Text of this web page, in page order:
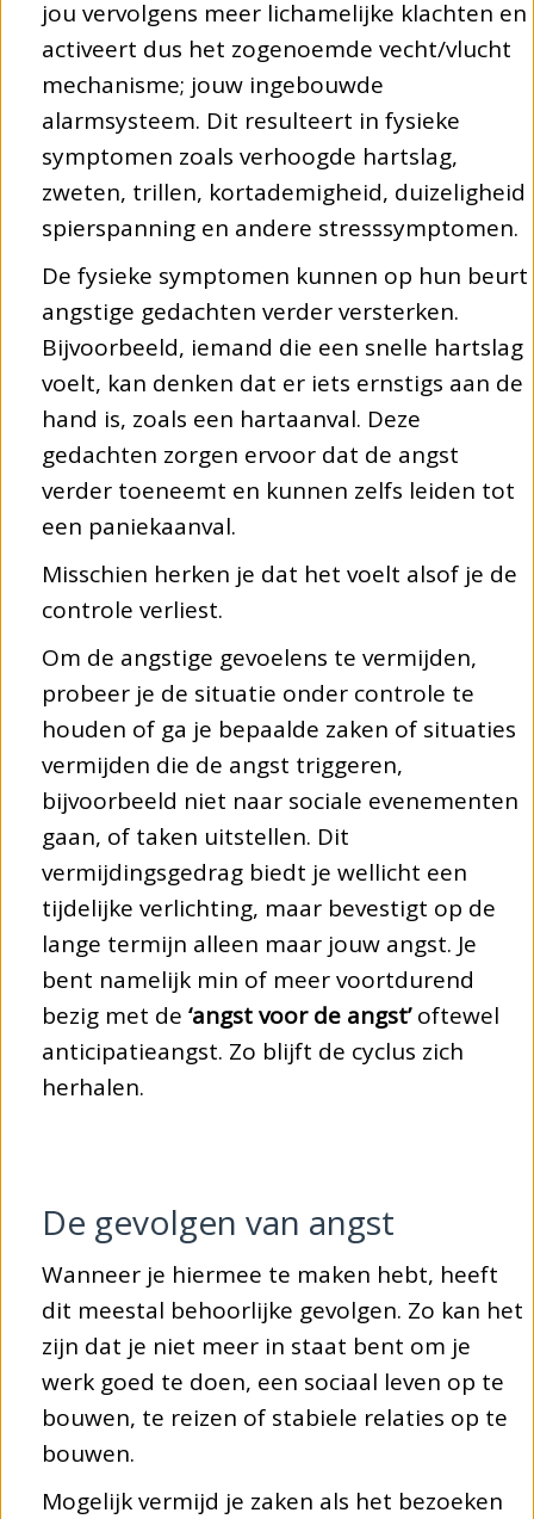
jou vervolgens meer lichamelijke klachten en
activeert dus het zogenoemde vecht/vlucht
mechanisme; jouw ingebouwde
alarmsysteem. Dit resulteert in fysieke
symptomen zoals verhoogde hartslag,
zweten, trillen, kortademigheid, duizeligheid
spierspanning en andere stresssymptomen.
De fysieke symptomen kunnen op hun beurt
angstige gedachten verder versterken.
Bijvoorbeeld, iemand die een snelle hartslag
voelt, kan denken dat er iets ernstigs aan de
hand is, zoals een hartaanval. Deze
gedachten zorgen ervoor dat de angst
verder toeneemt en kunnen zelfs leiden tot
een paniekaanval.
Misschien herken je dat het voelt alsof je de
controle verliest.
Om de angstige gevoelens te vermijden,
probeer je de situatie onder controle te
houden of ga je bepaalde zaken of situaties
vermijden die de angst triggeren,
bijvoorbeeld niet naar sociale evenementen
gaan, of taken uitstellen. Dit
vermijdingsgedrag biedt je wellicht een
tijdelijke verlichting, maar bevestigt op de
lange termijn alleen maar jouw angst. Je
bent namelijk min of meer voortdurend
bezig met de ‘angst voor de angst’oftewel
anticipatieangst. Zo blijft de cyclus zich
herhalen.
De gevolgen van angst
Wanneer je hiermee te maken hebt, heeft
dit meestal behoorlijke gevolgen. Zo kan het
zijn dat je niet meer in staat bent om je
werk goed te doen, een sociaal leven op te
bouwen, te reizen of stabiele relaties op te
bouwen.
Mogelijk vermijd je zaken als het bezoeken